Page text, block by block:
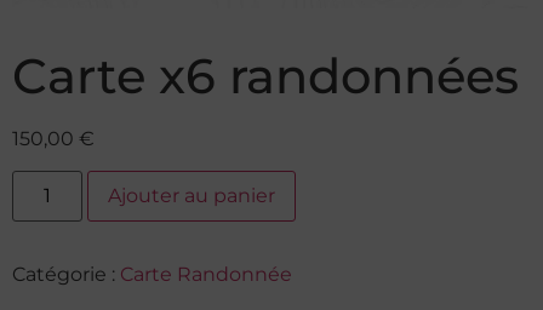
Carte x6 randonnées
150,00 €
Ajouter au panier
Catégorie : Carte Randonnée